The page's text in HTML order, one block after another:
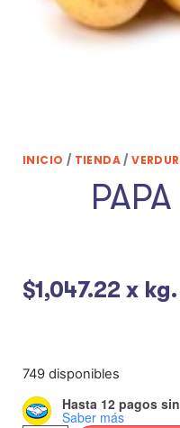
INICIO / TIENDA/
$1,047.22 x kg.
749 disponibles
Hasta 12 pagos
Saber más